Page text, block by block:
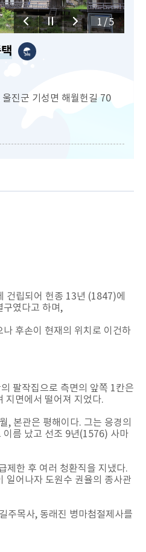
1/5
울진군 기성면 해월헌길 70
건립되어 헌종 13년 (1847)에
구였다고 하며,
후손이 현재의 위치로 이건하
팔작집으로 측면의 앞쪽 1칸은
지면에서 떨어져 지었다.
, 본관은 평해이다. 그는 응경의
이름 났고 선조 9년(1576) 사마
제한 후 여러 청환직을 지냈다.
일어나자 도원수 권율의 종사관
주목사, 동래진 병마첨절제사를